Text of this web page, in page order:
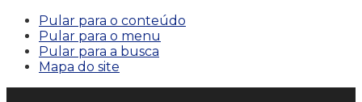
Pular para o conteúdo
Pular para o menu
Pular para a busca
Mapa do site